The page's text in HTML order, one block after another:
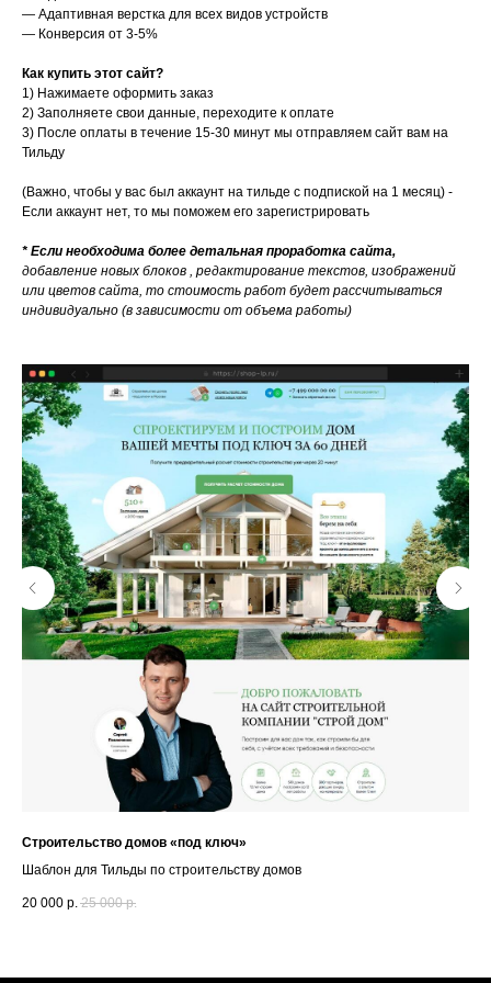
— Адаптивная верстка для всех видов устройств
— Конверсия от 3-5%
Как купить этот сайт?
1) Нажимаете оформить заказ
2) Заполняете свои данные, переходите к оплате
3) После оплаты в течение 15-30 минут мы отправляем сайт вам на
Тильду
(Важно, чтобы у вас был аккаунт на тильде с подпиской на 1 месяц) -
Если аккаунт нет, то мы поможем его зарегистрировать
* Если необходима более детальная проработка сайта,
добавление новых блоков , редактирование текстов, изображений
или цветов сайта, то стоимость работ будет рассчитываться
индивидуально (в зависимости от объема работы)
Строительство домов «под ключ»
Шаблон для Тильды по строительству домов
20 000 р. 25 000 р.